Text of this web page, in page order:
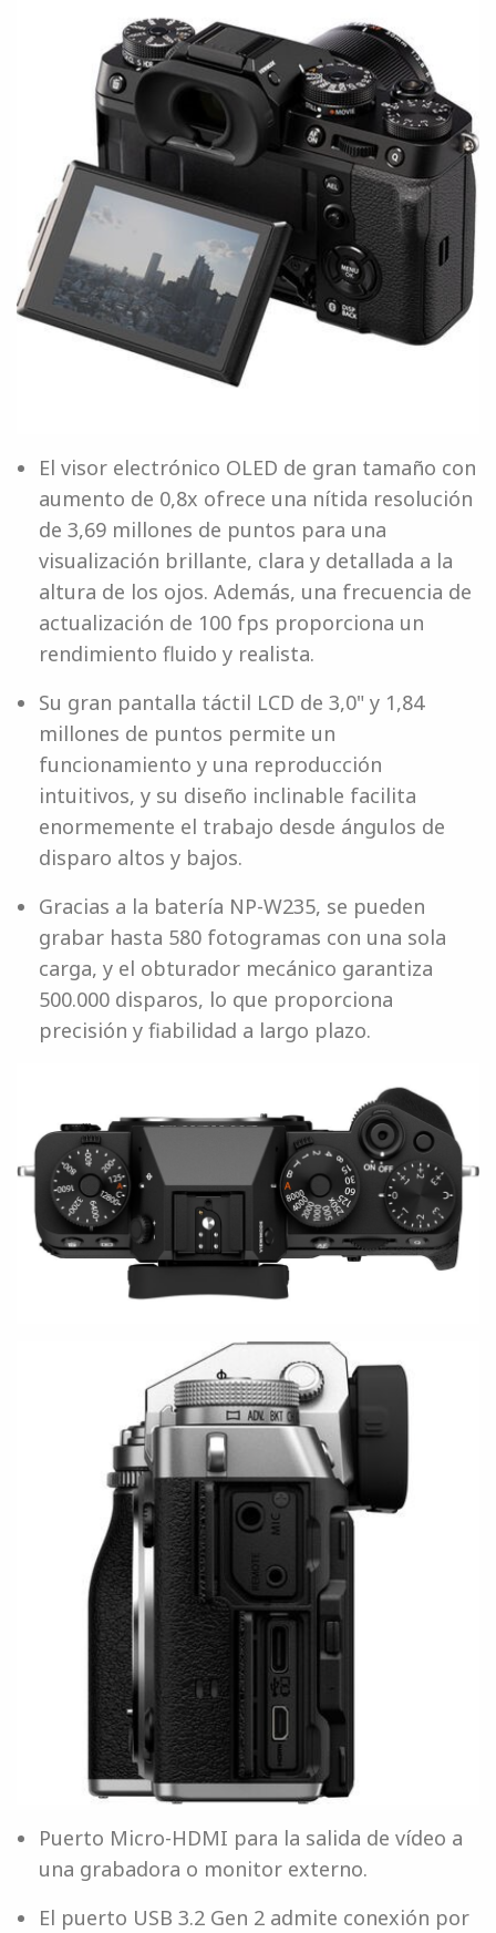
El visor electrónico OLED de gran tamaño con
aumento de 0,8x ofrece una nítida resolución
de 3,69 millones de puntos para una
visualización brillante, clara y detallada a la
altura de los ojos. Además, una frecuencia de
actualización de 100 fps proporciona un
rendimiento fluido y realista.
Su gran pantalla táctil LCD de 3,0" y 1,84
millones de puntos permite un
funcionamiento y una reproducción
intuitivos, y su diseño inclinable facilita
enormemente el trabajo desde ángulos de
disparo altos y bajos.
Gracias a la batería NP-W235, se pueden
grabar hasta 580 fotogramas con una sola
carga, y el obturador mecánico garantiza
500.000 disparos, lo que proporciona
precisión y fiabilidad a largo plazo.
Puerto Micro-HDMI para la salida de vídeo a
una grabadora o monitor externo.
El puerto USB 3.2 Gen 2 admite conexión por